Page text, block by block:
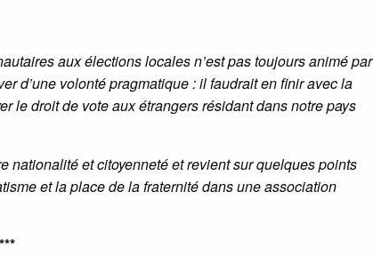
aux élections locales n’est pas toujours animé par
d’une volonté pragmatique : il faudrait en finir avec la
le droit de vote aux étrangers résidant dans notre pays
nationalité et citoyenneté et revient sur quelques points
et la place de la fraternité dans une association
***